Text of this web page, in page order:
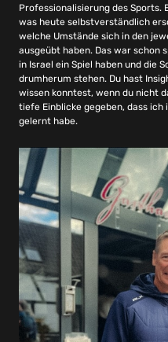
Professionalisierung des Sports.
was heute selbstverständlich
welche Umstände sich in den
ausgeübt haben. Das war schon
in Israel ein Spiel haben und die
drumherum stehen. Du hast
wissen konntest, wenn du nicht
tiefe Einblicke gegeben, dass ich
gelernt habe.